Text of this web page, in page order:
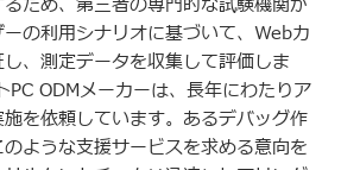
の利用シナリオに基づいて、Webカ
、測定データを収集して評価しま
PC ODMメーカーは、長年にわたりア
を依頼しています。あるデバッグ作
ような支援サービスを求める意向を